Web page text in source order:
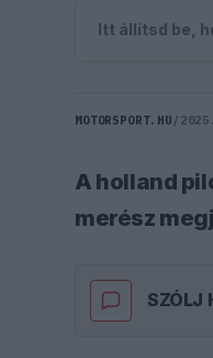
Itt állítsd be,
MOTORSPORT.HU /
A holland
merész
SZÓLJ